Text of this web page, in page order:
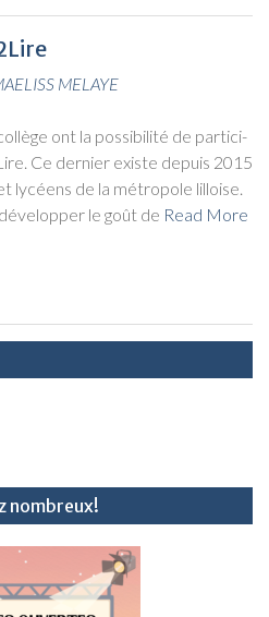
MELAYE
ont la pos­si­bi­li­té de par­ti­ci­
Ce der­nier existe depuis 2015
lycéens de la métro­pole lil­loise.
le goût de Read More
nombreux!